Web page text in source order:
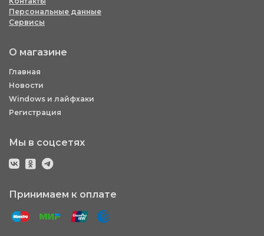
Персональные данные
Сервисы
О магазине
Главная
Новости
Windows и лайфхаки
Регистрация
Мы в соцсетях
Принимаем к оплате